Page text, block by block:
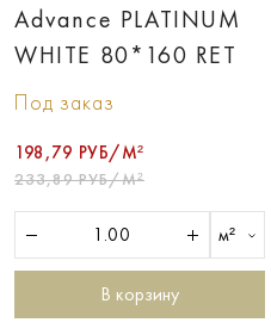
Advance PLATINUM
WHITE 80*160 RET
Под заказ
198,79 РУБ/М²
233,89 РУБ/М²
м²
В корзину